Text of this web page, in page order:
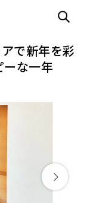
で新年を彩
ーな一年